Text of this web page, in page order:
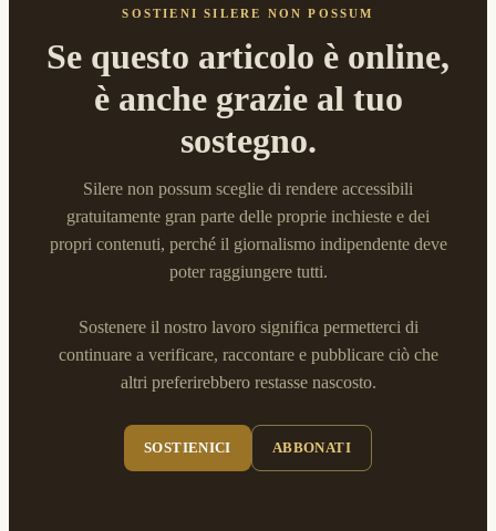
SOSTIENI SILERE NON POSSUM
Se questo articolo è online,
è anche grazie al tuo
sostegno.
Silere non possum sceglie di rendere accessibili
gratuitamente gran parte delle proprie inchieste e dei
propri contenuti, perché il giornalismo indipendente deve
poter raggiungere tutti.
Sostenere il nostro lavoro significa permetterci di
continuare a verificare, raccontare e pubblicare ciò che
altri preferirebbero restasse nascosto.
SOSTIENICI ABBONATI